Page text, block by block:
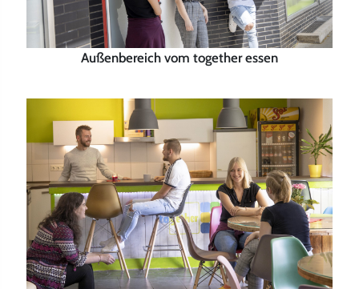
Außenbereich vom together essen